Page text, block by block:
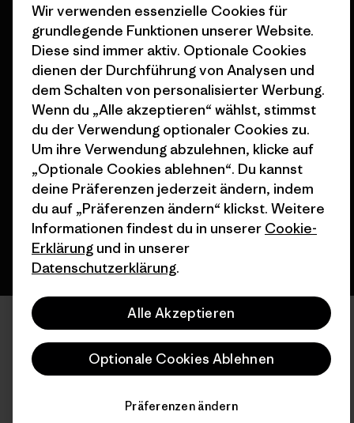
Seitenverzeichnis
© 2026 Patagonia, Inc. All Rights Reserved.
Deutsch
Wir verwenden essenzielle Cookies für
grundlegende Funktionen unserer Website.
Diese sind immer aktiv. Optionale Cookies
dienen der Durchführung von Analysen und
dem Schalten von personalisierter Werbung.
Wenn du „Alle akzeptieren“ wählst, stimmst
du der Verwendung optionaler Cookies zu.
Um ihre Verwendung abzulehnen, klicke auf
„Optionale Cookies ablehnen“. Du kannst
deine Präferenzen jederzeit ändern, indem
du auf „Präferenzen ändern“ klickst. Weitere
Informationen findest du in unserer Cookie-
Erklärung und in unserer
Datenschutzerklärung.
Alle Akzeptieren
Optionale Cookies Ablehnen
Präferenzen ändern